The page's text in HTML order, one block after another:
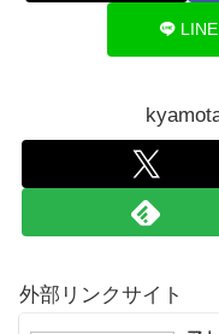
LINE
外部リンクサイト